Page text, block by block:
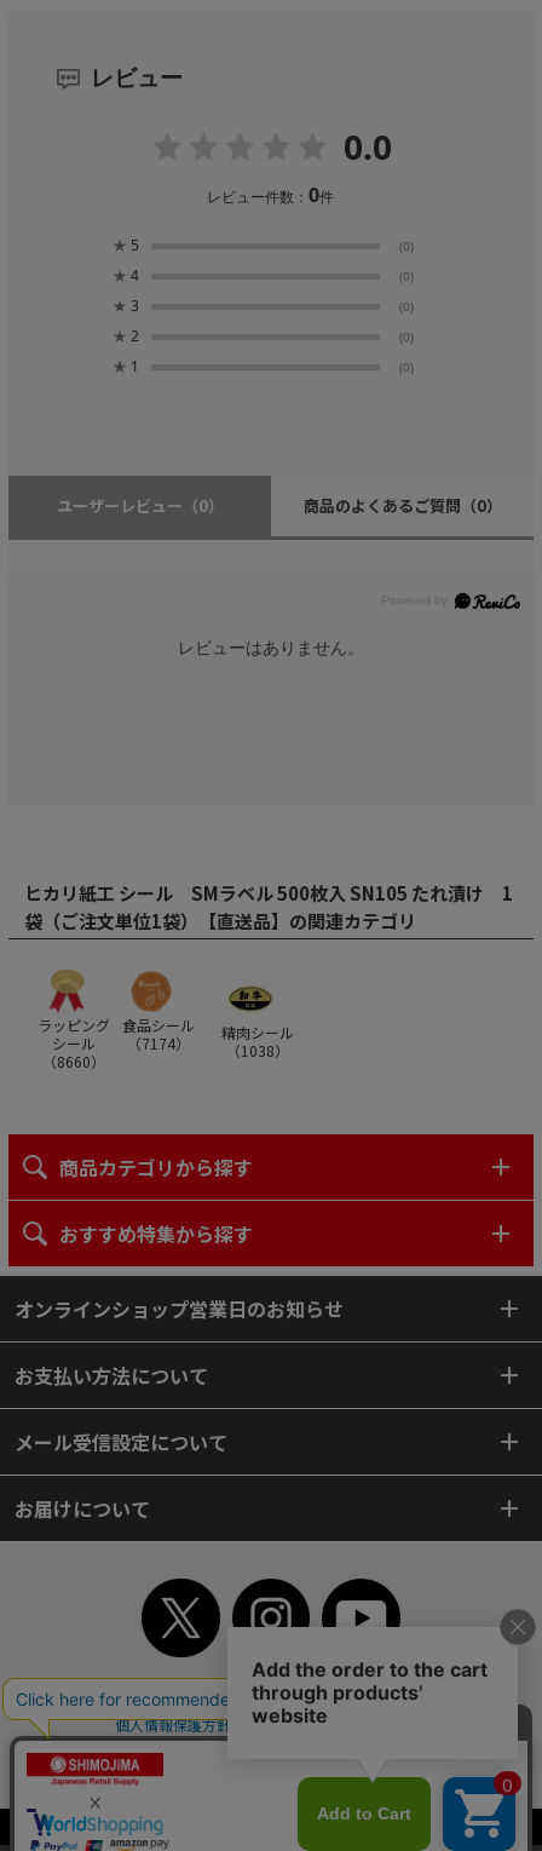
当サイトはクッキー（Cookie）を使用しています。Cookieの使用に同意いた
レビュー
0.0
レビュー件数：0件
★ 5 (0)
★ 4 (0)
★ 3 (0)
★ 2 (0)
★ 1 (0)
ユーザーレビュー （0） 商品のよくあるご質問 （0）
レビューはありません。
ヒカリ紙工 シール SMラベル 500枚入 SN105 たれ漬け 1
袋（ご注文単位1袋）【直送品】の関連カテゴリ
ラッピング
シール
（8660）
食品シール
（7174）
精肉シール
（1038）
商品カテゴリから探す
おすすめ特集から探す
オンラインショップ営業日のお知らせ
お支払い方法について
メール受信設定について
お届けについて
TOP 初めてご利用のお客様へ ご利用案内
ご利用規約
個人情報保護方針
特定商取引法
よくあるご質問
サイトマップ
WEBカタログ 英語版TOP
Copyright© 2018 SHIMOJIMA Co.,Ltd. All Rights Reserved.